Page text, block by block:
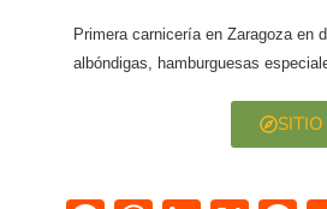
Primera carnicería en Zaragoza en
albóndigas, hamburguesas